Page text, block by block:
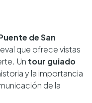
de San
que ofrece vistas
Un tour guiado
y la importancia
de la